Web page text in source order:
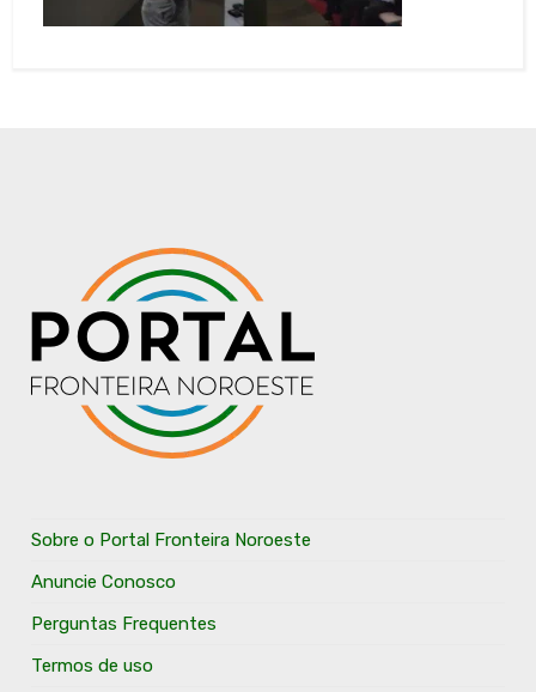
Sobre o Portal Fronteira Noroeste
Anuncie Conosco
Perguntas Frequentes
Termos de uso